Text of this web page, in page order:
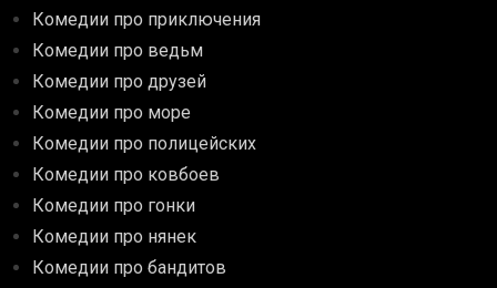
Комедии про приключения
Комедии про ведьм
Комедии про друзей
Комедии про море
Комедии про полицейских
Комедии про ковбоев
Комедии про гонки
Комедии про нянек
Комедии про бандитов